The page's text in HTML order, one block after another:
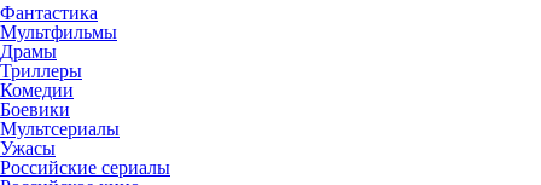
Фантастика
Мультфильмы
Драмы
Триллеры
Комедии
Боевики
Мультсериалы
Ужасы
Российские сериалы